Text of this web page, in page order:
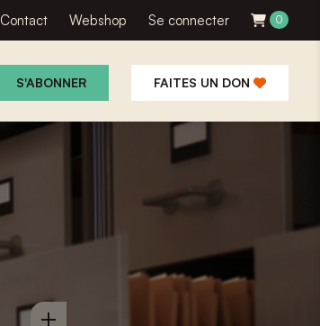
Contact Webshop Se connecter 0
S'ABONNER FAITES UN DON